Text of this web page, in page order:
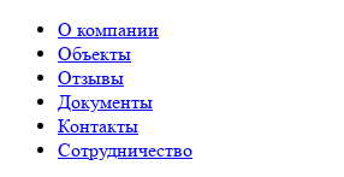
О компании
Объекты
Отзывы
Документы
Контакты
Сотрудничество